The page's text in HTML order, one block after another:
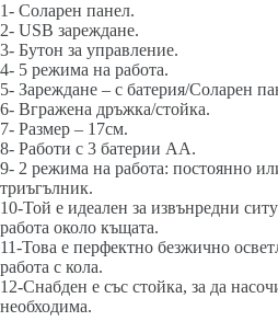
1- Соларен панел.
2- USB зареждане.
3- Бутон за управление.
4- 5 режима на работа.
5- Зареждане – с батерия/Соларен
6- Вгражена дръжка/стойка.
7- Размер – 17см.
8- Работи с 3 батерии АА.
9- 2 режима на работа: постоянно
триъгълник.
10-Той е идеален за извънредни
работа около къщата.
11-Това е перфектно безжично
работа с кола.
12-Снабден е със стойка, за да
необходима.